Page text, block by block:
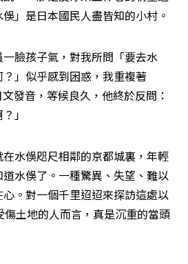
」是日本國民人盡皆知的小村。
一臉孩子氣，對我所問「要去水
」似乎感到困惑，我重複著
發音，等候良久，他終於反問：
」
水俁咫尺相鄰的京都城裏，年輕
水俁了。一種驚異、失望、難以
。對一個千里迢迢來探訪這處以
土地的人而言，真是沉重的當頭